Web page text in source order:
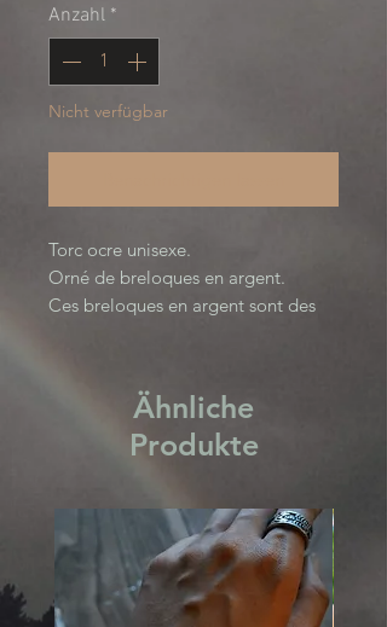
Anzahl *
Nicht verfügbar
Torc ocre unisexe.
Orné de breloques en argent.
Ces breloques en argent sont des
Turquie et l’Inde.
Nomad Collection.
Ähnliche
Produkte